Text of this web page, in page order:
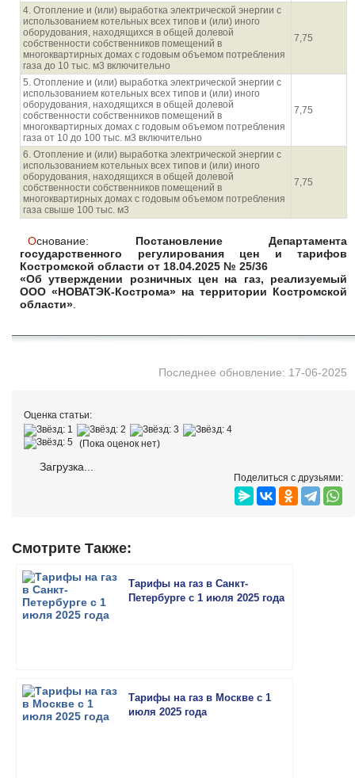
4. Отопление и (или) выработка электрической энергии с
использованием котельных всех типов и (или) иного
оборудования, находящихся в общей долевой
собственности собственников помещений в
многоквартирных домах с годовым объемом потребления
газа до 10 тыс. м3 включительно
7,75
5. Отопление и (или) выработка электрической энергии с
использованием котельных всех типов и (или) иного
оборудования, находящихся в общей долевой
собственности собственников помещений в
многоквартирных домах с годовым объемом потребления
газа от 10 до 100 тыс. м3 включительно
7,75
6. Отопление и (или) выработка электрической энергии с
использованием котельных всех типов и (или) иного
оборудования, находящихся в общей долевой
собственности собственников помещений в
многоквартирных домах с годовым объемом потребления
газа свыше 100 тыс. м3
7,75
Основание: Постановление Департамента
государственного регулирования цен и тарифов
Костромской области от 18.04.2025 № 25/36
«Об утверждении розничных цен на газ, реализуемый
ООО «НОВАТЭК-Кострома» на территории Костромской
области»
Последнее обновление: 17-06-2025
Оценка статьи:
(Пока оценок нет)
Загрузка...
Поделиться с друзьями:
Смотрите Также:
Тарифы на газ в Санкт-
Петербурге с 1 июля 2025 года
Тарифы на газ в Москве с 1
июля 2025 года